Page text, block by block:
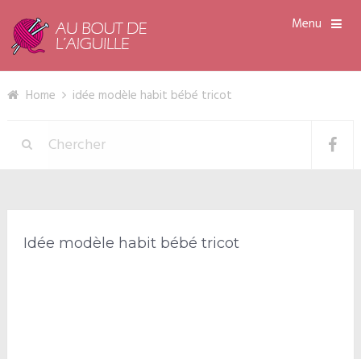
Menu
Home idée modèle habit bébé tricot
Idée modèle habit bébé tricot